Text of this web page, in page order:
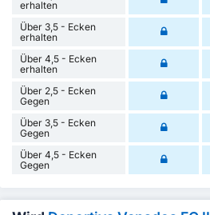
erhalten
Über 3,5 - Ecken
erhalten
Über 4,5 - Ecken
erhalten
Über 2,5 - Ecken
Gegen
Über 3,5 - Ecken
Gegen
Über 4,5 - Ecken
Gegen